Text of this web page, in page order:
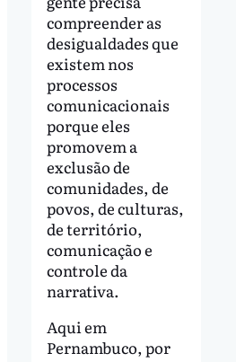
compreender as
desigualdades que
existem nos
processos
comunicacionais
porque eles
promovem a
exclusão de
comunidades, de
povos, de culturas,
de território,
comunicação e
controle da
narrativa.
Aqui em
Pernambuco, por